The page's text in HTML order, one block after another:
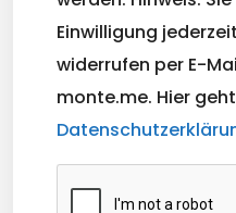
Einwilligung
widerrufen per E-
monte.me. Hier